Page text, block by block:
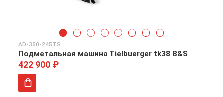
AD-350-245TS
Подметальная машина Tielbuerger tk38 B&S
422 900 ₽